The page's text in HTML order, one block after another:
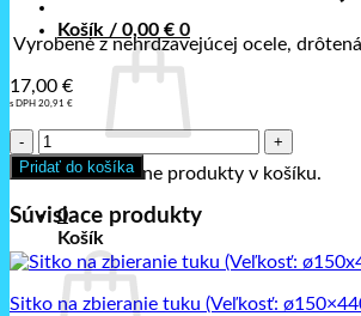
Košík / 0,00 € 0
Žiadne produkty v košíku.
0
Košík
Vyrobené z nehrdzavejúcej ocele,
17,00 €
s DPH 20,91 €
množstvo
Cediaca
naberačka
(Veľkosť:
ø220x540
mm
(640708))
Pridať do košíka
Súvisiace produkty
Sitko na zbieranie tuku (Veľkosť: